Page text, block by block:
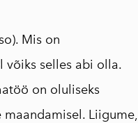
Mis on
võiks selles abi olla.
on oluliseks
Liigume,